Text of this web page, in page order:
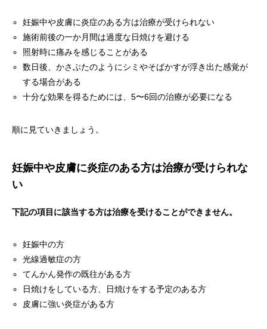
妊娠中や皮膚に炎症のある方は治療が受けられない
施術前後の一か月間は過度な日焼けを避ける
照射時に痛みを感じることがある
数日後、かさぶたのようにシミやそばかすが浮き出た感覚が
する場合がある
十分な効果を得るためには、5〜6回の治療が必要になる
順に見ていきましょう。
妊娠中や皮膚に炎症のある方は治療が受けられな
い
下記の項目に該当する方は治療を受けることができません。
妊娠中の方
光線過敏症の方
てんかん発作の既往がある方
日焼けをしている方、日焼けをする予定のある方
皮膚に強い炎症がある方